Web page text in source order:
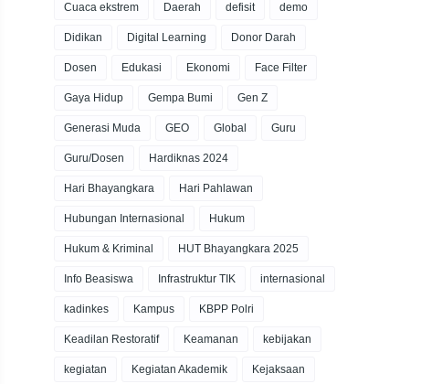
Cuaca ekstrem Daerah defisit demo
Didikan Digital Learning Donor Darah
Dosen Edukasi Ekonomi Face Filter
Gaya Hidup Gempa Bumi Gen Z
Generasi Muda GEO Global Guru
Guru/Dosen Hardiknas 2024
Hari Bhayangkara Hari Pahlawan
Hubungan Internasional Hukum
Hukum & Kriminal HUT Bhayangkara 2025
Info Beasiswa Infrastruktur TIK internasional
kadinkes Kampus KBPP Polri
Keadilan Restoratif Keamanan kebijakan
kegiatan Kegiatan Akademik Kejaksaan